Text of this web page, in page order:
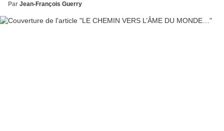
Par Jean-François Guerry